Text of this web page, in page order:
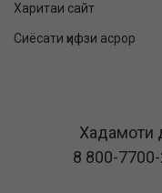
Харитаи сайт
Сиёсати ҳифзи асрор
Хадамоти
8 800-